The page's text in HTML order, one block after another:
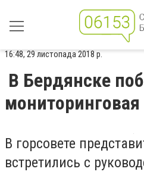
16:48, 29 листопада 2018 р.
В Бердянске
В горсовете
встретились с